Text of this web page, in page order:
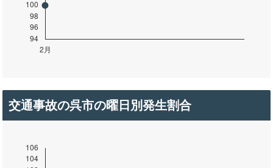
交通事故の呉市の曜日別発生割合